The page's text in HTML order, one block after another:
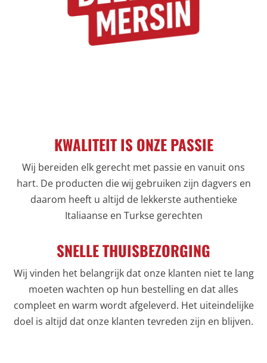
KWALITEIT IS ONZE PASSIE
Wij bereiden elk gerecht met passie en vanuit ons
hart. De producten die wij gebruiken zijn dagvers en
daarom heeft u altijd de lekkerste authentieke
Italiaanse en Turkse gerechten
SNELLE THUISBEZORGING
Wij vinden het belangrijk dat onze klanten niet te lang
moeten wachten op hun bestelling en dat alles
compleet en warm wordt afgeleverd. Het uiteindelijke
doel is altijd dat onze klanten tevreden zijn en blijven.